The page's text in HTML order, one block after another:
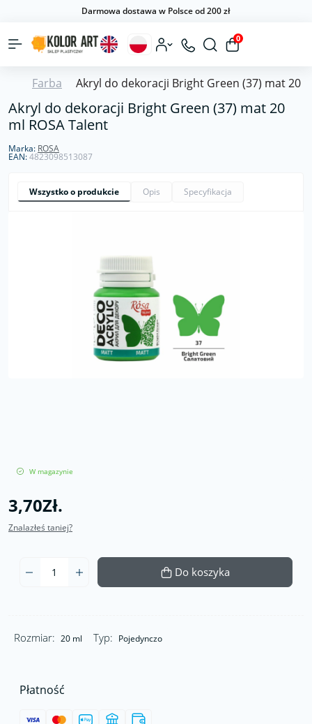
Darmowa dostawa w Polsce od 200 zł
0
Farba Akryl do dekoracji Bright Green (37) mat 20
Akryl do dekoracji Bright Green (37) mat 20
ml ROSA Talent
Marka: ROSA
EAN:4823098513087
Wszystko o produkcie Opis Specyfikacja
W magazynie
3,70Zł.
Znalazłeś taniej?
Do koszyka
Rozmiar: 20 ml Typ: Pojedynczo
Płatność